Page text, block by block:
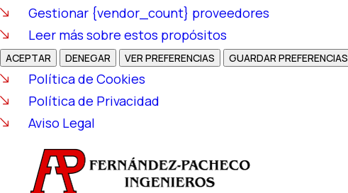
Gestionar {vendor_count} proveedores
Leer más sobre estos propósitos
ACEPTAR DENEGAR VER PREFERENCIAS GUARDAR PREFERENCIAS
Política de Cookies
Política de Privacidad
Aviso Legal